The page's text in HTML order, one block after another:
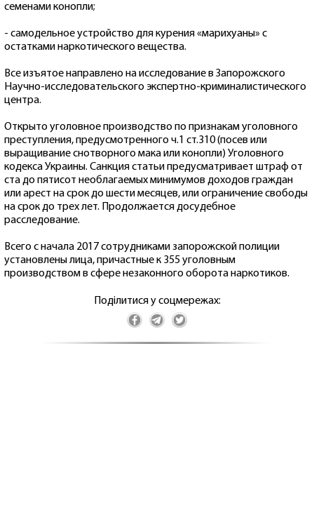
семенами конопли;
- самодельное устройство для курения «марихуаны» с
остатками наркотического вещества.
Все изъятое направлено на исследование в Запорожского
Научно-исследовательского экспертно-криминалистического
центра.
Открыто уголовное производство по признакам уголовного
преступления, предусмотренного ч.1 ст.310 (посев или
выращивание снотворного мака или конопли) Уголовного
кодекса Украины. Санкция статьи предусматривает штраф от
ста до пятисот необлагаемых минимумов доходов граждан
или арест на срок до шести месяцев, или ограничение свободы
на срок до трех лет. Продолжается досудебное
расследование.
Всего с начала 2017 сотрудниками запорожской полиции
установлены лица, причастные к 355 уголовным
производством в сфере незаконного оборота наркотиков.
Поділитися у соцмережах: